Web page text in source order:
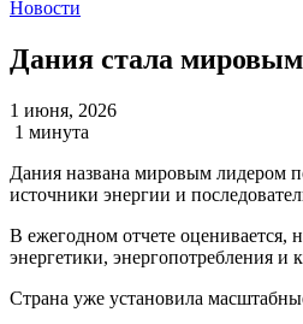
Новости
Дания стала
1 июня, 2026
1 минута
Дания названа мировым лидером
источники энергии и
В ежегодном отчете оценивается,
энергетики, энергопотребления и
Страна уже установила